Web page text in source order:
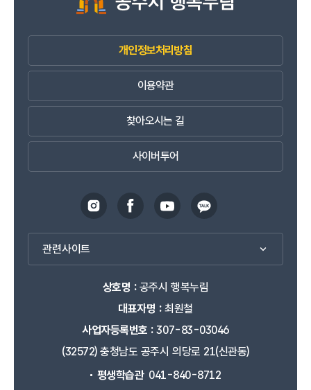
개인정보처리방침
이용약관
찾아오시는 길
사이버투어
관련사이트
상호명 :공주시 행복누림
대표자명 :최원철
사업자등록번호 :307-83-03046
(32572) 충청남도 공주시 의당로 21(신관동)
평생학습관 041-840-8712